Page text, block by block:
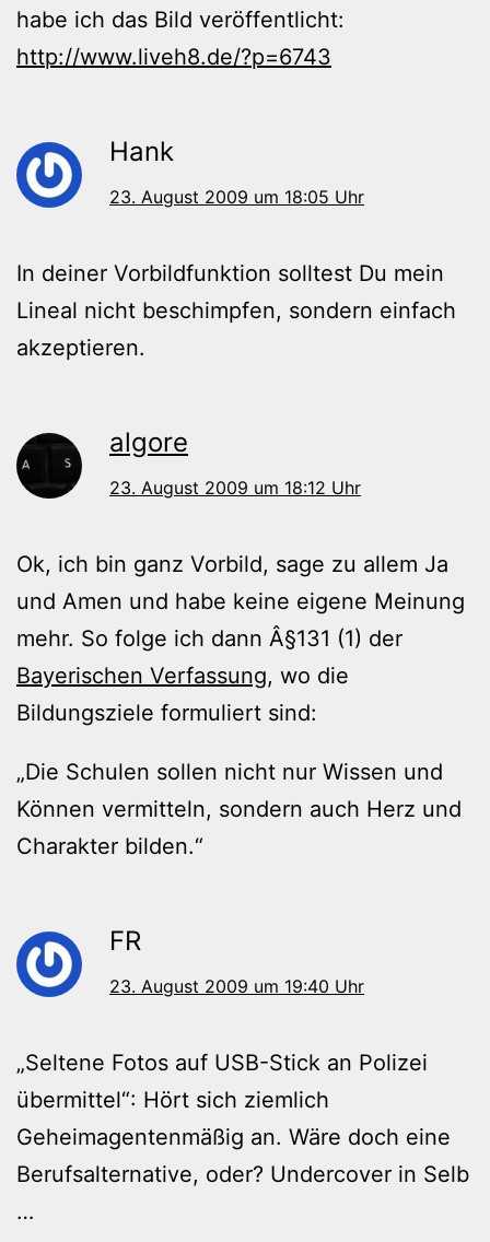
habe ich das Bild veröffentlicht:
http://www.liveh8.de/?p=6743
Hank
23. August 2009 um 18:05 Uhr
In deiner Vorbildfunktion solltest Du mein
Lineal nicht beschimpfen, sondern einfach
akzeptieren.
algore
23. August 2009 um 18:12 Uhr
Ok, ich bin ganz Vorbild, sage zu allem Ja
und Amen und habe keine eigene Meinung
mehr. So folge ich dann Â§131 (1) der
Bayerischen Verfassung, wo die
Bildungsziele formuliert sind:
„Die Schulen sollen nicht nur Wissen und
Können vermitteln, sondern auch Herz und
Charakter bilden.“
FR
23. August 2009 um 19:40 Uhr
„Seltene Fotos auf USB-Stick an Polizei
übermittel“: Hört sich ziemlich
Geheimagentenmäßig an. Wäre doch eine
Berufsalternative, oder? Undercover in Selb
…